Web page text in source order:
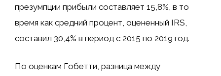
презумпции прибыли составляет 15,8%, в то
время как средний процент, оцененный IRS,
составил 30,4% в период с 2015 по 2019 год.
По оценкам Гобетти, разница между